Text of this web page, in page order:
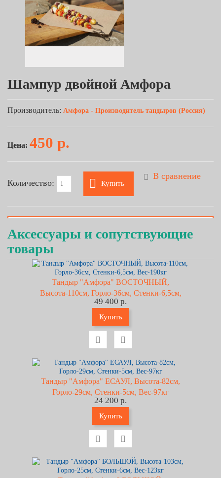
Шампур двойной Амфора
Производитель: Амфора - Производитель тандыров (Россия)
Цена: 450 р.
Количество: Купить
В сравнение
Аксессуары и сопутствующие
товары
Тандыр "Амфора" ВОСТОЧНЫЙ,
Высота-110см, Горло-36см, Стенки-6,5см,
Вес-190кг
49 400 р.
Купить
Тандыр "Амфора" ЕСАУЛ, Высота-82см,
Горло-29см, Стенки-5см, Вес-97кг
24 200 р.
Купить